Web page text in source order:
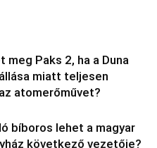
meg Paks 2, ha a Duna
miatt teljesen
atomerőművet?
bíboros lehet a magyar
következő vezetője?